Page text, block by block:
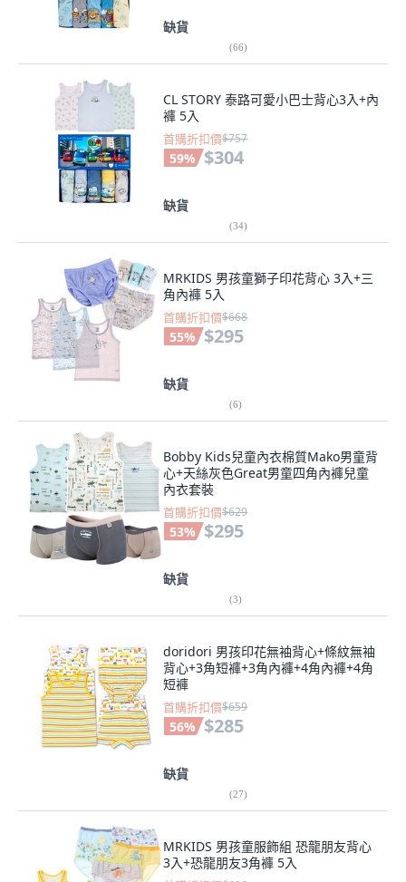
缺貨
(66)
CL STORY 泰路可愛小巴士背心3入+內
褲 5入
首購折扣價$757
59% $304
缺貨
(34)
MRKIDS 男孩童獅子印花背心 3入+三
角內褲 5入
首購折扣價$668
55% $295
缺貨
(6)
Bobby Kids兒童內衣棉質Mako男童背
心+天絲灰色Great男童四角內褲兒童
內衣套裝
首購折扣價$629
53% $295
缺貨
(3)
doridori 男孩印花無袖背心+條紋無袖
背心+3角短褲+3角內褲+4角內褲+4角
短褲
首購折扣價$659
56% $285
缺貨
(27)
MRKIDS 男孩童服飾組 恐龍朋友背心
3入+恐龍朋友3角褲 5入